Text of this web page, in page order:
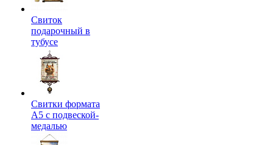
Свиток
подарочный в
тубусе
Свитки формата
А5 с подвеской-
медалью